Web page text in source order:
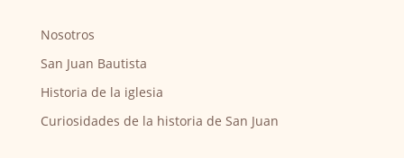
Nosotros
San Juan Bautista
Historia de la iglesia
Curiosidades de la historia de San Juan